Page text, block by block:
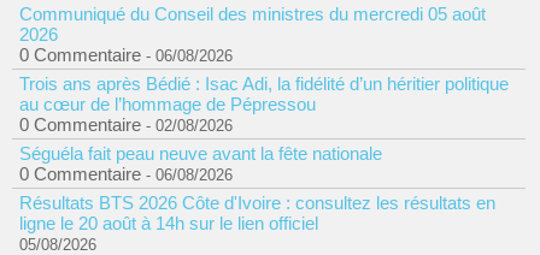
Communiqué du Conseil des ministres du mercredi 05 août
2026
0 Commentaire - 06/08/2026
Trois ans après Bédié : Isac Adi, la fidélité d’un héritier politique
au cœur de l’hommage de Pépressou
0 Commentaire - 02/08/2026
Séguéla fait peau neuve avant la fête nationale
0 Commentaire - 06/08/2026
Résultats BTS 2026 Côte d'Ivoire : consultez les résultats en
ligne le 20 août à 14h sur le lien officiel
05/08/2026